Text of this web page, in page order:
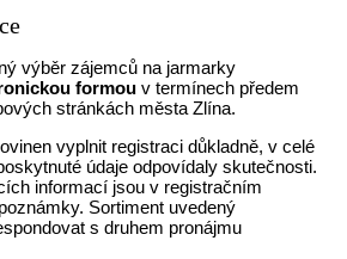
výběr zájemců na jarmarky
formou v termínech předem
stránkách města Zlína.
vyplnit registraci důkladně, v celé
údaje odpovídaly skutečnosti.
informací jsou v registračním
Sortiment uvedený
s druhem pronájmu